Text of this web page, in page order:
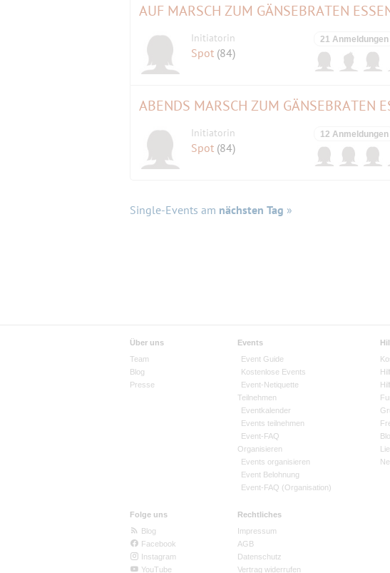
AUF MARSCH ZUM GÄNSEBRATEN
Initiatorin
Spot (84)
21 Anmeldungen
ABENDS MARSCH ZUM GÄNSEBRATEN
Initiatorin
Spot (84)
12 Anmeldungen
Single-Events am nächsten Tag »
Über uns
Team
Blog
Presse
Events
Event Guide
Kostenlose Events
Event-Netiquette
Teilnehmen
Eventkalender
Events teilnehmen
Event-FAQ
Organisieren
Events organisieren
Event Belohnung
Event-FAQ (Organisation)
Folge uns
Blog
Facebook
Instagram
YouTube
Rechtliches
Impressum
AGB
Datenschutz
Vertrag widerrufen